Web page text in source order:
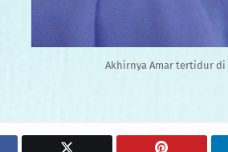
Akhirnya Amar tertidur